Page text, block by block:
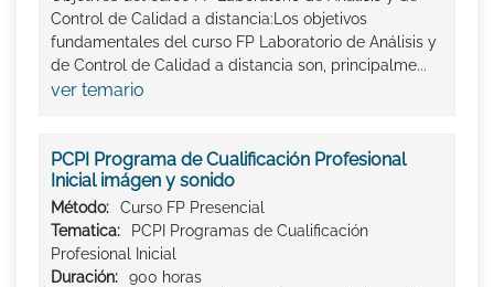
Control de Calidad a distancia:Los objetivos
fundamentales del curso FP Laboratorio de Análisis y
de Control de Calidad a distancia son, principalme...
ver temario
PCPI Programa de Cualificación Profesional
Inicial imágen y sonido
Método:
Curso FP Presencial
Tematica:
PCPI Programas de Cualificación
Profesional Inicial
Duración:
900 horas